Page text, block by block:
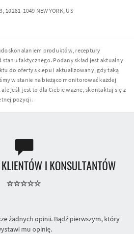
10281-1049 NEW YORK, US
produktów, receptury
faktycznego. Podany skład jest aktualny
do oferty sklepu i aktualizowany, gdy taką
w stanie na bieżąco monitorować każdej
jeśli jest to dla Ciebie ważne, skontaktuj się z
pozycji.
I KONSULTANTÓW
żadnych opinii. Bądź pierwszym, który
mu opinię.